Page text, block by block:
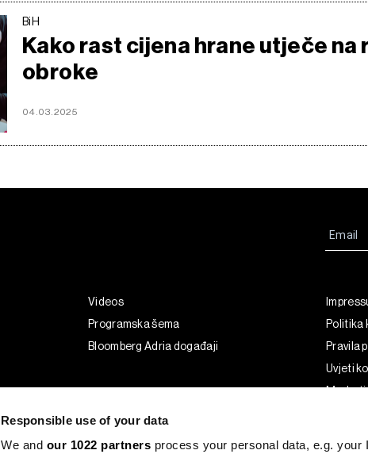
Responsible use of your data
We and our 1022 partners process your personal data, e.g.
BiH
Kako rast cijena hrane utječe na
obroke
04.03.2025
Videos
Programska šema
Bloomberg Adria događaji
Politika
Pravila
Uvjeti